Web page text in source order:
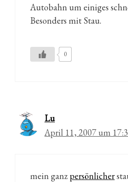
Autobahn um einiges
Besonders mit Stau.
0
Lu
April 11, 2007 um
mein ganzpersönlicher